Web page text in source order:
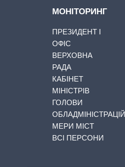
МОНІТОРИНГ
ПРЕЗИДЕНТ І
ОФІС
ВЕРХОВНА
РАДА
КАБІНЕТ
МІНІСТРІВ
ГОЛОВИ
ОБЛАДМІНІСТРАЦІЙ
МЕРИ МІСТ
ВСІ ПЕРСОНИ